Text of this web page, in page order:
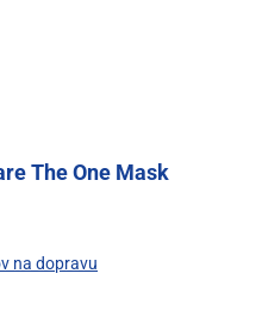
The One Mask
na dopravu